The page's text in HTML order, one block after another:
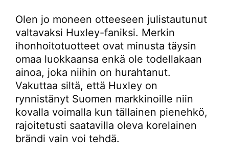
Olen jo moneen otteeseen julistautunut
valtavaksi Huxley-faniksi. Merkin
ihonhoitotuotteet ovat minusta täysin
omaa luokkaansa enkä ole todellakaan
ainoa, joka niihin on hurahtanut.
Vakuttaa siltä, että Huxley on
rynnistänyt Suomen markkinoille niin
kovalla voimalla kun tällainen pienehkö,
rajoitetusti saatavilla oleva korelainen
brändi vain voi tehdä.